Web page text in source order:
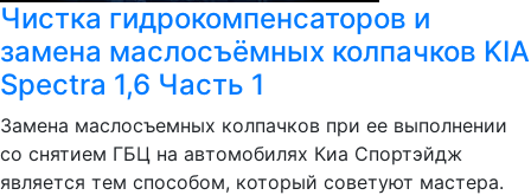
Чистка гидрокомпенсаторов и
замена маслосъёмных колпачков KIA
Spectra 1,6 Часть 1
Замена маслосъемных колпачков при ее выполнении
со снятием ГБЦ на автомобилях Киа Спортэйдж
является тем способом, который советуют мастера.